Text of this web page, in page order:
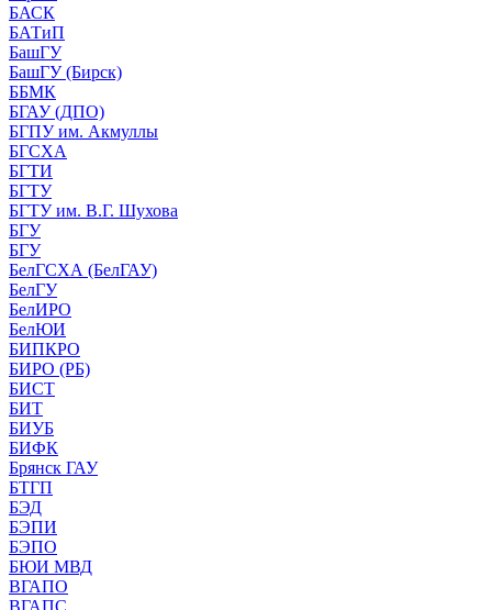
БАСК
БАТиП
БашГУ
БашГУ (Бирск)
ББМК
БГАУ (ДПО)
БГПУ им. Акмуллы
БГСХА
БГТИ
БГТУ
БГТУ им. В.Г. Шухова
БГУ
БГУ
БелГСХА (БелГАУ)
БелГУ
БелИРО
БелЮИ
БИПКРО
БИРО (РБ)
БИСТ
БИТ
БИУБ
БИФК
Брянск ГАУ
БТГП
БЭД
БЭПИ
БЭПО
БЮИ МВД
ВГАПО
ВГАПС